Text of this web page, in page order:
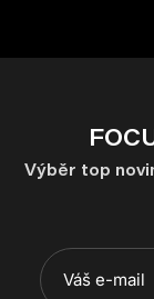
Výběr top